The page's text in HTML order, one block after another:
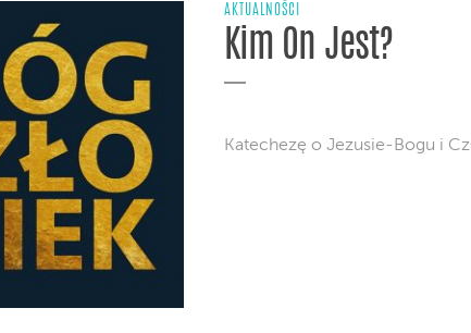
AKTUALNOŚCI
Kim On Jest?
Katechezę o Jezusie-Bogu i